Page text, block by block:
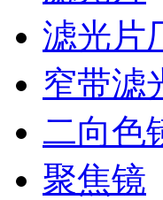
滤光片
窄带滤
二向色
聚焦镜